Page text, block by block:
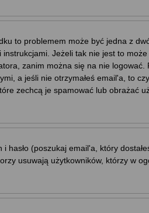
to problemem może być jedna z
Jeżeli tak nie jest to
zanim można się na nie
a jeśli nie otrzymałeś email'a, to
zechcą je spamować lub obrażać
hasło (poszukaj email'a, który
usuwają użytkowników, którzy w